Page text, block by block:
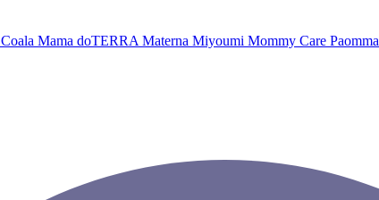
Coala Mama doTERRA Materna Miyoumi Mommy Care Paomma